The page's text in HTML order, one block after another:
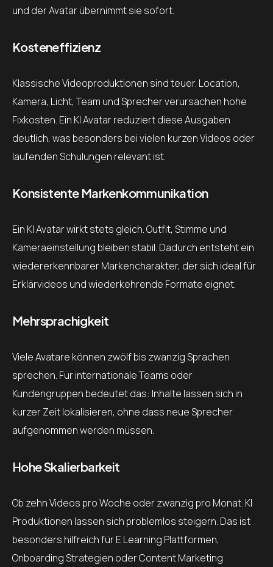
und der Avatar übernimmt sie sofort.
Kosteneffizienz
Klassische Videoproduktionen sind teuer. Location,
Kamera, Licht, Team und Sprecher verursachen hohe
Fixkosten. Ein KI Avatar reduziert diese Ausgaben
deutlich, was besonders bei vielen kurzen Videos oder
laufenden Schulungen relevant ist.
Konsistente Markenkommunikation
Ein KI Avatar wirkt stets gleich. Outfit, Stimme und
Kameraeinstellung bleiben stabil. Dadurch entsteht ein
wiedererkennbarer Markencharakter, der sich ideal für
Erklärvideos und wiederkehrende Formate eignet.
Mehrsprachigkeit
Viele Avatare können zwölf bis zwanzig Sprachen
sprechen. Für internationale Teams oder
Kundengruppen bedeutet das: Inhalte lassen sich in
kurzer Zeit lokalisieren, ohne dass neue Sprecher
aufgenommen werden müssen.
Hohe Skalierbarkeit
Ob zehn Videos pro Woche oder zwanzig pro Monat. KI
Produktionen lassen sich problemlos steigern. Das ist
besonders hilfreich für E Learning Plattformen,
Onboarding Strategien oder Content Marketing